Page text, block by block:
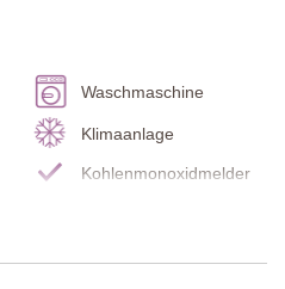
Altstadt, der begehbaren
dem Dom San Lorenzo
ist ebenfalls gut
bieten die heißen
zugängliche Kaskaden der
Sonnenuntergang eine
Ferienwohnung im
Waschmaschine
Klimaanlage
Kohlenmonoxidmelder